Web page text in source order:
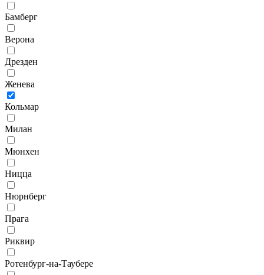
Бамберг
Верона
Дрезден
Женева
Кольмар
Милан
Мюнхен
Ницца
Нюрнберг
Прага
Риквир
Ротенбург-на-Таубере